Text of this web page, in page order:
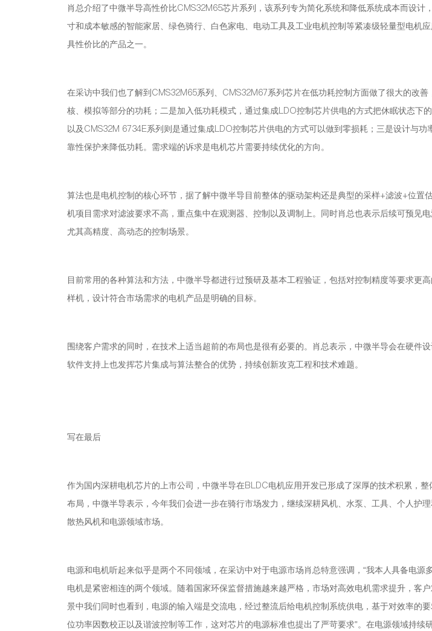
肖总介绍了中微半导高性价比CMS32M65芯片系列，该系列专为简化系统和降低系统成本而设计
寸和成本敏感的智能家居、绿色骑行、白色家电、电动工具及工业电机控制等紧凑级轻量型电机
具性价比的产品之一。
在采访中我们也了解到CMS32M65系列、CMS32M67系列芯片在低功耗控制方面做了很大的改
核、模拟等部分的功耗；二是加入低功耗模式，通过集成LDO控制芯片供电的方式把休眠状态下
以及CMS32M 6734E系列则是通过集成LDO控制芯片供电的方式可以做到零损耗；三是设计与
靠性保护来降低功耗。需求端的诉求是电机芯片需要持续优化的方向。
算法也是电机控制的核心环节，据了解中微半导目前整体的驱动架构还是典型的采样+滤波+位置
机项目需求对滤波要求不高，重点集中在观测器、控制以及调制上。同时肖总也表示后续可预见
尤其高精度、高动态的控制场景。
目前常用的各种算法和方法，中微半导都进行过预研及基本工程验证，包括对控制精度等要求更
样机，设计符合市场需求的电机产品是明确的目标。
围绕客户需求的同时，在技术上适当超前的布局也是很有必要的。肖总表示，中微半导会在硬件
软件支持上也发挥芯片集成与算法整合的优势，持续创新攻克工程和技术难题。
写在最后
作为国内深耕电机芯片的上市公司，中微半导在BLDC电机应用开发已形成了深厚的技术积累，
布局，中微半导表示，今年我们会进一步在骑行市场发力，继续深耕风机、水泵、工具、个人护
散热风机和电源领域市场。
电源和电机听起来似乎是两个不同领域，在采访中对于电源市场肖总特意强调，“我本人具备电源
电机是紧密相连的两个领域。随着国家环保监督措施越来越严格，市场对高效电机需求提升，客
景中我们同时也看到，电源的输入端是交流电，经过整流后给电机控制系统供电，基于对效率的
位功率因数校正以及谐波控制等工作，这对芯片的电源标准也提出了严苛要求”。在电源领域持续